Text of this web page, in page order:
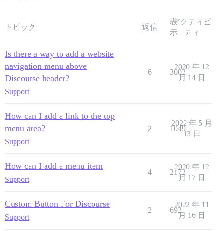
トピック 返信
表
示
アクティビ
ティ
Is there a way to add a website
navigation menu above
Discourse header?
Support
6 3002
2020 年 12
月 14 日
How can I add a link to the top
menu area?
Support
2 1049
2022 年 5 月
13 日
How can I add a menu item
Support
4 2172
2020 年 12
月 17 日
Custom Button For Discourse
Support
2 692
2022 年 11
月 16 日